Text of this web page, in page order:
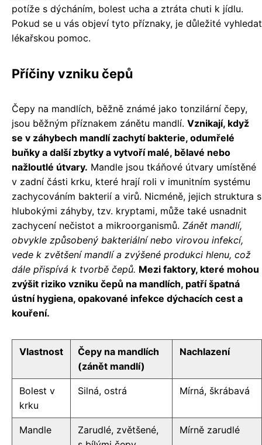
potíže s dýcháním, bolest ucha a ztráta chuti k jídlu.
Pokud se u vás objeví tyto příznaky, je důležité vyhledat
lékařskou pomoc.
Příčiny vzniku čepů
Čepy na mandlích, běžně známé jako tonzilární čepy,
jsou běžným příznakem zánětu mandlí. Vznikají, když
se v záhybech mandlí zachytí bakterie, odumřelé
buňky a další zbytky a vytvoří malé, bělavé nebo
nažloutlé útvary. Mandle jsou tkáňové útvary umístěné
v zadní části krku, které hrají roli v imunitním systému
zachycováním bakterií a virů. Nicméně, jejich struktura s
hlubokými záhyby, tzv. kryptami, může také usnadnit
zachycení nečistot a mikroorganismů. Zánět mandlí,
obvykle způsobený bakteriální nebo virovou infekcí,
vede k zvětšení mandlí a zvýšené produkci hlenu, což
dále přispívá k tvorbě čepů. Mezi faktory, které mohou
zvýšit riziko vzniku čepů na mandlích, patří špatná
ústní hygiena, opakované infekce dýchacích cest a
kouření.
Vlastnost
Čepy na mandlích
(zánět mandlí)
Nachlazení
Bolest v
krku
Silná, ostrá Mírná, škrábavá
Mandle
Zarudlé, zvětšené,
Mírně zarudlé